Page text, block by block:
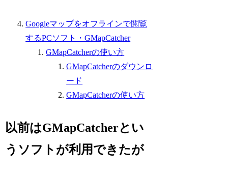
Googleマップをオフラインで閲覧
するPCソフト・GMapCatcher
GMapCatcherの使い方
GMapCatcherのダウンロ
ード
GMapCatcherの使い方
以前はGMapCatcherとい
うソフトが利用できたが